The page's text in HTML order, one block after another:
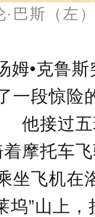
巴斯（左
姆•克鲁
一段惊
他接过
摩托车
坐飞机在
坞”山上